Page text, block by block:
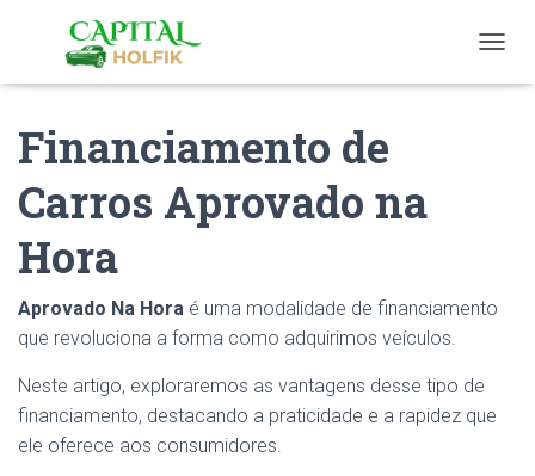
O
A
Financiamento de
Carros Aprovado na
Hora
Aprovado Na Hora é uma modalidade de financiamento
que revoluciona a forma como adquirimos veículos.
Neste artigo, exploraremos as vantagens desse tipo de
financiamento, destacando a praticidade e a rapidez que
ele oferece aos consumidores.